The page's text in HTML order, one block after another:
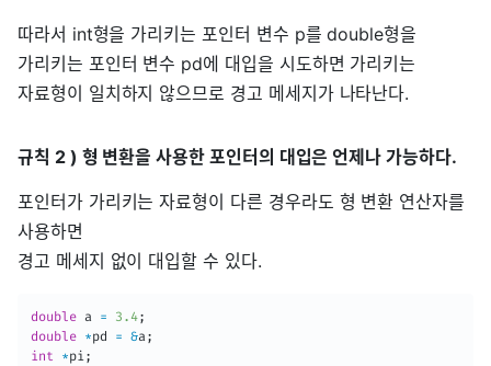
따라서 int형을 가리키는 포인터 변수 p를 double형을
가리키는 포인터 변수 pd에 대입을 시도하면 가리키는
자료형이 일치하지 않으므로 경고 메세지가 나타난다.
규칙 2 ) 형 변환을 사용한 포인터의 대입은 언제나 가능하다.
포인터가 가리키는 자료형이 다른 경우라도 형 변환 연산자를
사용하면
경고 메세지 없이 대입할 수 있다.
double a = 3.4;
double *pd = &a ;
int
*pi;